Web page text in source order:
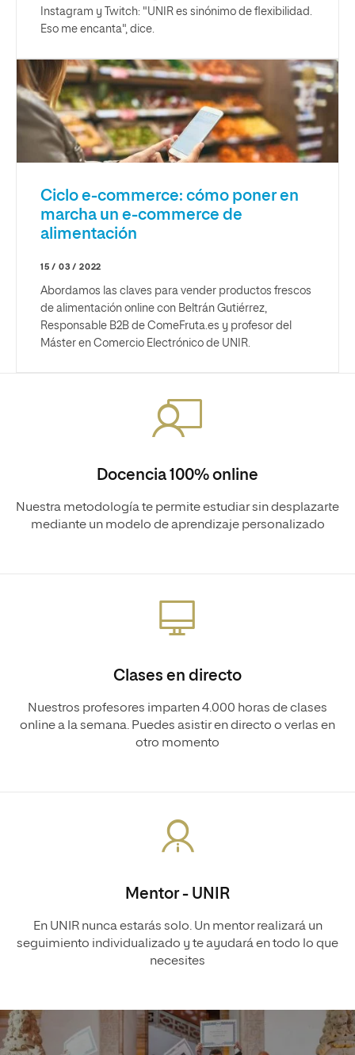
Instagram y Twitch: "UNIR es sinónimo de flexibilidad.
Eso me encanta", dice.
Ciclo e-commerce: cómo poner en
marcha un e-commerce de
alimentación
15 / 03 / 2022
Abordamos las claves para vender productos frescos
de alimentación online con Beltrán Gutiérrez,
Responsable B2B de ComeFruta.es y profesor del
Máster en Comercio Electrónico de UNIR.
Docencia 100% online
Nuestra metodología te permite estudiar sin desplazarte
mediante un modelo de aprendizaje personalizado
Clases en directo
Nuestros profesores imparten 4.000 horas de clases
online a la semana. Puedes asistir en directo o verlas en
otro momento
Mentor - UNIR
En UNIR nunca estarás solo. Un mentor realizará un
seguimiento individualizado y te ayudará en todo lo que
necesites